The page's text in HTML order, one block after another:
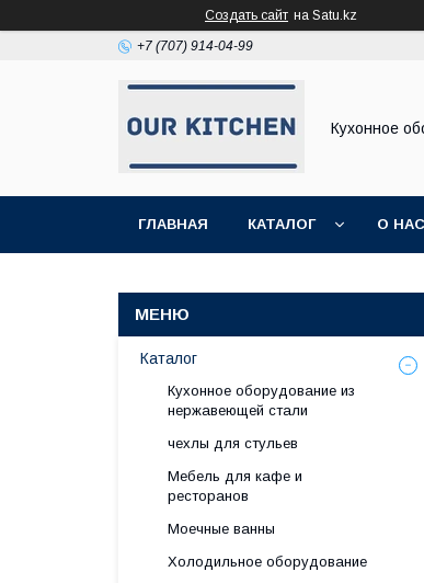
Создать сайт на Satu.kz
+7 (707) 914-04-99
Кухонное
ГЛАВНАЯ КАТАЛОГ О НАС
Каталог
Кухонное оборудование из
нержавеющей стали
чехлы для стульев
Мебель для кафе и
ресторанов
Моечные ванны
Холодильное оборудование